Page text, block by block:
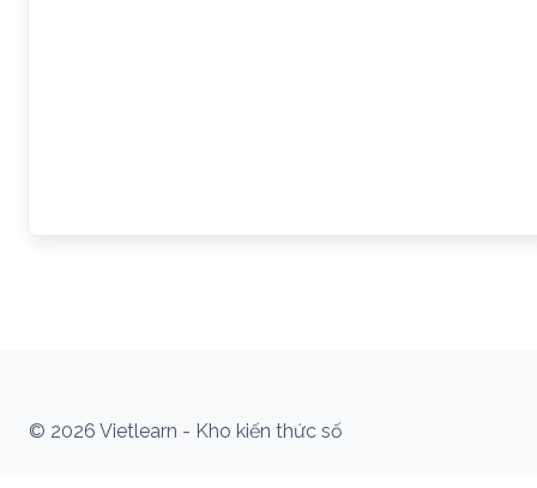
© 2026 Vietlearn - Kho kiến thức số